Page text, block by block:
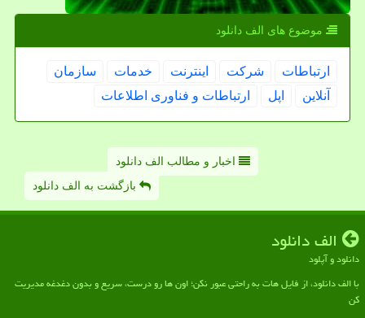
موضوع های الف دانلود
ارتباطات شركت اینترنت خدمات
سازمان
آنلاین
اپل ارتباطات و فناوری اطلاعات
اخبار و مطالب الف دانلود
بازگشت به الف دانلود
الف دانلود
دانلود و آپلود
با الف دانلود، از فایل هات به راحتی عبور نکن؛ اون ها رو درست، سریع و بدون دغدغه مدیریت
کن